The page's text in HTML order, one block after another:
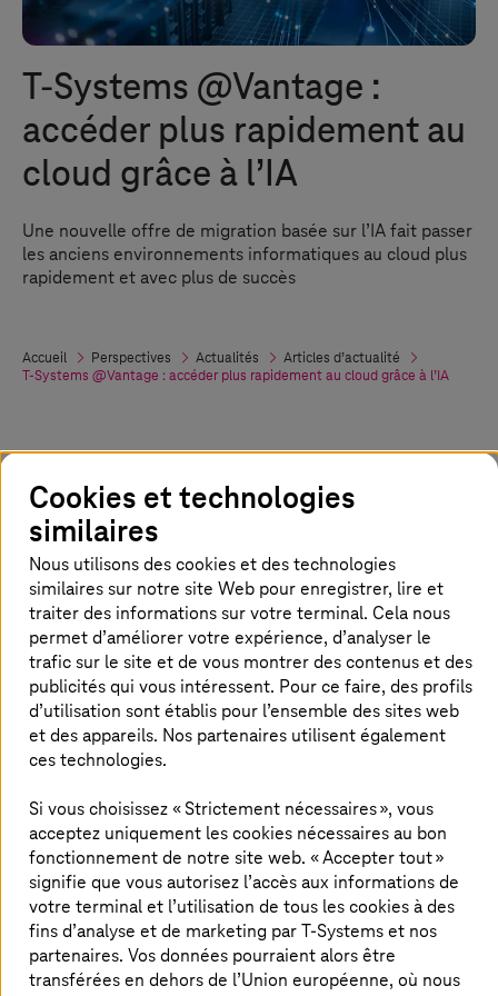
T-Systems @Vantage :
accéder plus rapidement au
cloud grâce à l’IA
Une nouvelle offre de migration basée sur l’IA fait passer
les anciens environnements informatiques au cloud plus
rapidement et avec plus de succès
Accueil Perspectives Actualités
Articles d’actualité
T-Systems @Vantage : accéder plus rapidement au cloud grâce à l’IA
Partager les articles
Offre basée sur l’IA pour la migration
vers le cloud
Nouvelle offre basée sur l’IA pour la migration
vers le cloud :T-Systems@Vantage propose
tous les modules nécessaires à une
transformation orientée vers l’entreprise, du
conseil de Detecon aux services managés, en
passant par la migration vers le cloud et la
modernisation des applications. L’intelligence
artificielle complète chacune de ces étapes et
fait passer les anciens environnements
informatiques au cloud plus rapidement et
Cookies et technologies
similaires
Nous utilisons des cookies et des technologies
similaires sur notre site Web pour enregistrer, lire et
traiter des informations sur votre terminal. Cela nous
permet d’améliorer votre expérience, d’analyser le
trafic sur le site et de vous montrer des contenus et des
publicités qui vous intéressent. Pour ce faire, des profils
d’utilisation sont établis pour l’ensemble des sites web
et des appareils. Nos partenaires utilisent également
ces technologies.
Si vous choisissez « Strictement nécessaires », vous
acceptez uniquement les cookies nécessaires au bon
fonctionnement de notre site web. « Accepter tout »
signifie que vous autorisez l’accès aux informations de
votre terminal et l’utilisation de tous les cookies à des
fins d’analyse et de marketing parT-Systemset nos
partenaires. Vos données pourraient alors être
transférées en dehors de l’Union européenne, où nous